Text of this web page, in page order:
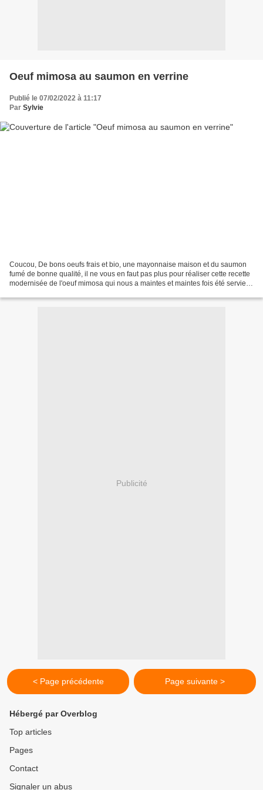
Oeuf mimosa au saumon en verrine
Publié le 07/02/2022 à 11:17
Par Sylvie
Coucou, De bons oeufs frais et bio, une mayonnaise maison et du saumon
fumé de bonne qualité, il ne vous en faut pas plus pour réaliser cette recette
modernisée de l'oeuf mimosa qui nous a maintes et maintes fois été servie
Publicité
< Page précédente Page suivante >
Hébergé par Overblog
Top articles
Pages
Contact
Signaler un abus